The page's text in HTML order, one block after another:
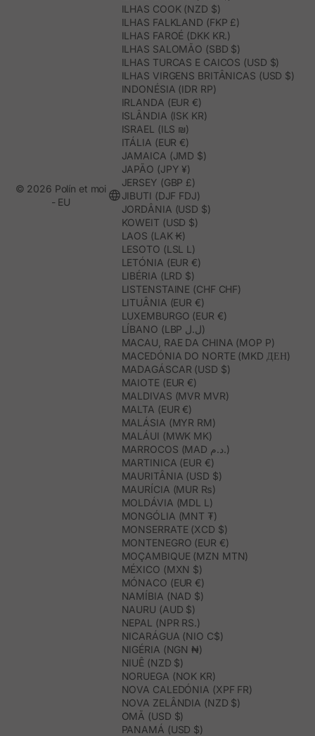
ILHAS COOK (NZD $)
ILHAS FALKLAND (FKP £)
ILHAS FAROÉ (DKK KR.)
ILHAS SALOMÃO (SBD $)
ILHAS TURCAS E CAICOS (USD $)
ILHAS VIRGENS BRITÂNICAS (USD $)
INDONÉSIA (IDR RP)
IRLANDA (EUR €)
ISLÂNDIA (ISK KR)
ISRAEL (ILS ₪)
ITÁLIA (EUR €)
JAMAICA (JMD $)
JAPÃO (JPY ¥)
JERSEY (GBP £)
JIBUTI (DJF FDJ)
JORDÂNIA (USD $)
KOWEIT (USD $)
LAOS (LAK ₭)
LESOTO (LSL L)
LETÓNIA (EUR €)
LIBÉRIA (LRD $)
LISTENSTAINE (CHF CHF)
LITUÂNIA (EUR €)
LUXEMBURGO (EUR €)
LÍBANO (LBP ل.ل)
MACAU, RAE DA CHINA (MOP P)
MACEDÓNIA DO NORTE (MKD ДЕН)
MADAGÁSCAR (USD $)
MAIOTE (EUR €)
MALDIVAS (MVR MVR)
MALTA (EUR €)
MALÁSIA (MYR RM)
MALÁUI (MWK MK)
MARROCOS (MAD د.م.)
MARTINICA (EUR €)
MAURITÂNIA (USD $)
MAURÍCIA (MUR ₨)
MOLDÁVIA (MDL L)
MONGÓLIA (MNT ₮)
MONSERRATE (XCD $)
MONTENEGRO (EUR €)
MOÇAMBIQUE (MZN MTN)
MÉXICO (MXN $)
MÓNACO (EUR €)
NAMÍBIA (NAD $)
NAURU (AUD $)
NEPAL (NPR RS.)
NICARÁGUA (NIO C$)
NIGÉRIA (NGN ₦)
NIUÊ (NZD $)
NORUEGA (NOK KR)
NOVA CALEDÓNIA (XPF FR)
NOVA ZELÂNDIA (NZD $)
OMÃ (USD $)
PANAMÁ (USD $)
© 2026 Polín et moi
- EU